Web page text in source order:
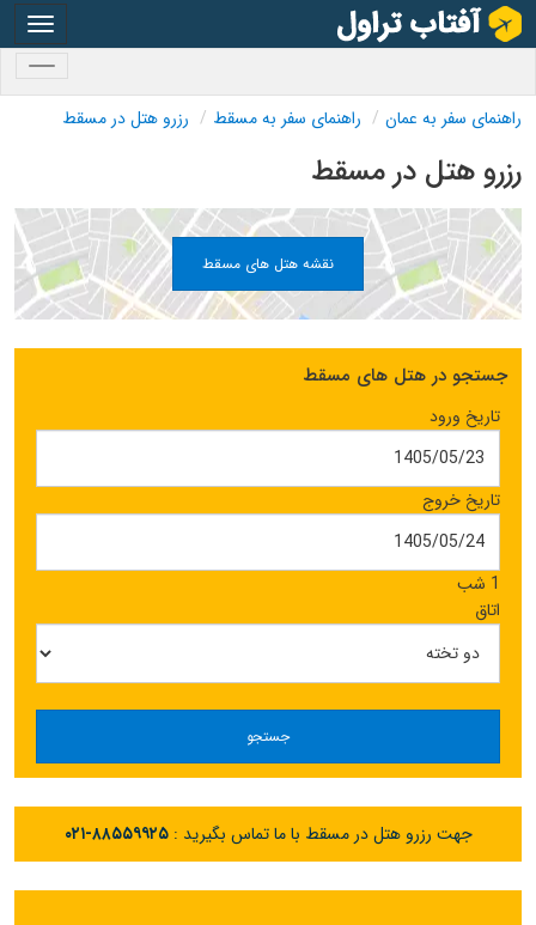
راهنمای سفر به عمان راهنمای سفر به مسقط رزرو هتل در مسقط
رزرو هتل در مسقط
نقشه هتل های مسقط
جستجو در هتل های مسقط
تاریخ ورود
تاریخ خروج
1 شب
اتاق
جستجو
جهت رزرو هتل در مسقط با ما تماس بگیرید :۰۲۱-۸۸۵۵۹۹۲۵